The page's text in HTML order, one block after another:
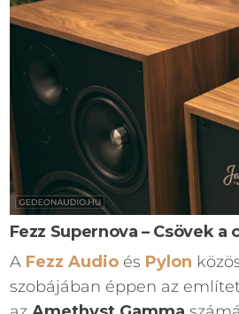
Fezz Supernova – Csövek a
A Fezz Audioés Pylon
szobájában éppen az